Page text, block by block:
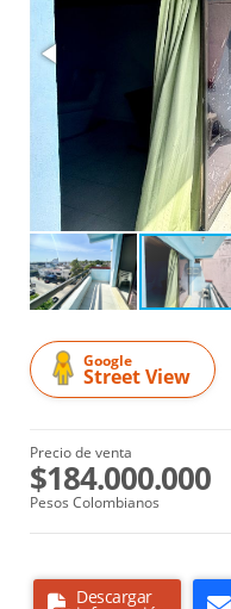
Google
Street View
Precio de venta
$184.000.000
Pesos Colombianos
Descargar